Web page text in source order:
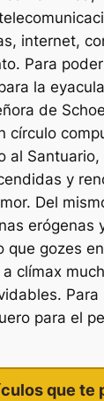
internet,
Para
la
de
círculo
al
y
Del
erógenas
que gozes
clímax
Para
para el
que te